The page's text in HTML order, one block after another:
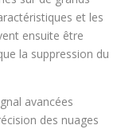
et les
ensuite être
la suppression du
avancées
des nuages